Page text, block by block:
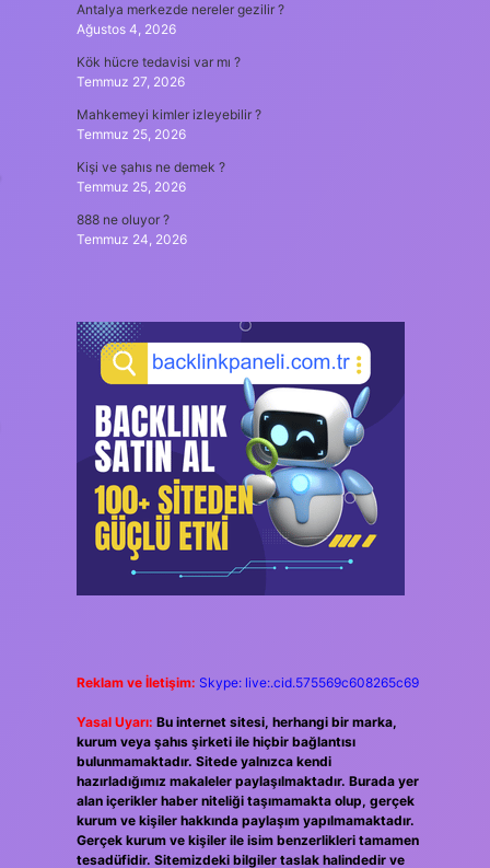
Antalya merkezde nereler gezilir ?
Ağustos 4, 2026
Kök hücre tedavisi var mı ?
Temmuz 27, 2026
Mahkemeyi kimler izleyebilir ?
Temmuz 25, 2026
Kişi ve şahıs ne demek ?
Temmuz 25, 2026
888 ne oluyor ?
Temmuz 24, 2026
Reklam ve İletişim: Skype: live:.cid.575569c608265c69
Yasal Uyarı: Bu internet sitesi, herhangi bir marka,
kurum veya şahıs şirketi ile hiçbir bağlantısı
bulunmamaktadır. Sitede yalnızca kendi
hazırladığımız makaleler paylaşılmaktadır. Burada yer
alan içerikler haber niteliği taşımamakta olup, gerçek
kurum ve kişiler hakkında paylaşım yapılmamaktadır.
Gerçek kurum ve kişiler ile isim benzerlikleri tamamen
tesadüfidir. Sitemizdeki bilgiler taslak halindedir ve